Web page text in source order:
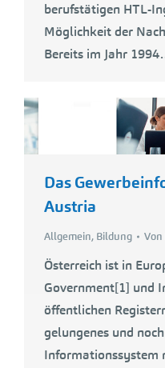
berufstätigen HTL-
Möglichkeit der
Bereits im Jahr
Das
Austria
Allgemein, Bildung Von
Österreich ist in
Government[1] und
öffentlichen
gelungenes und
Informationssystem